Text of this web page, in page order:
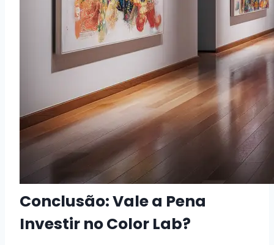
Conclusão: Vale a Pena
Investir no Color Lab?